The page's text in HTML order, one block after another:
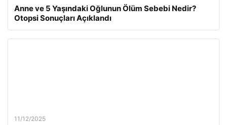
Anne ve 5 Yaşındaki Oğlunun Ölüm Sebebi Nedir?
Otopsi Sonuçları Açıklandı
11/12/2025